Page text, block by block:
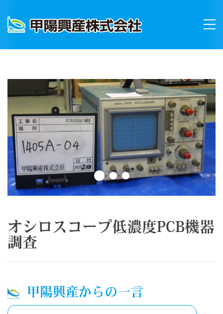
オシロスコープ低濃度PCB機器
調査
甲陽興産からの一言